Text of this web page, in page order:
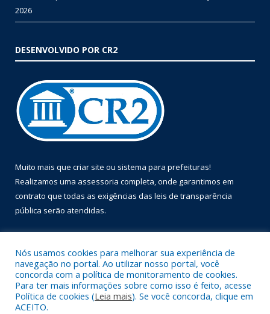
2026
DESENVOLVIDO POR CR2
Muito mais que criar site ou sistema para prefeituras!
Realizamos uma assessoria completa, onde garantimos em
contrato que todas as exigências das leis de transparência
pública serão atendidas.
Todos os direitos reservados a Prefeitura Municipal de Óbidos.
Nós usamos cookies para melhorar sua experiência de
navegação no portal. Ao utilizar nosso portal, você
concorda com a política de monitoramento de cookies.
Para ter mais informações sobre como isso é feito, acesse
Política de cookies (Leia mais). Se você concorda, clique em
ACEITO.